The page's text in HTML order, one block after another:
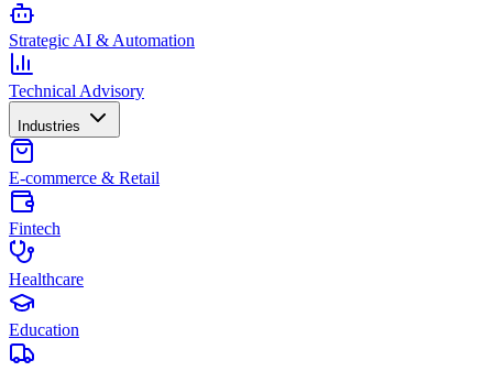
Strategic AI & Automation
Technical Advisory
Industries
E-commerce & Retail
Fintech
Healthcare
Education